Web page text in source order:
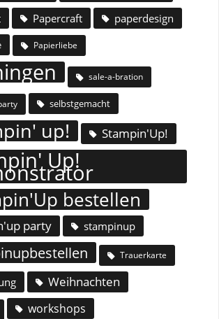
Papercraft paperdesign
Papierliebe
sale-a-bration
selbstgemacht
up! Stampin'Up!
Up!
bestellen
party stampinup
Trauerkarte
Weihnachten
workshops